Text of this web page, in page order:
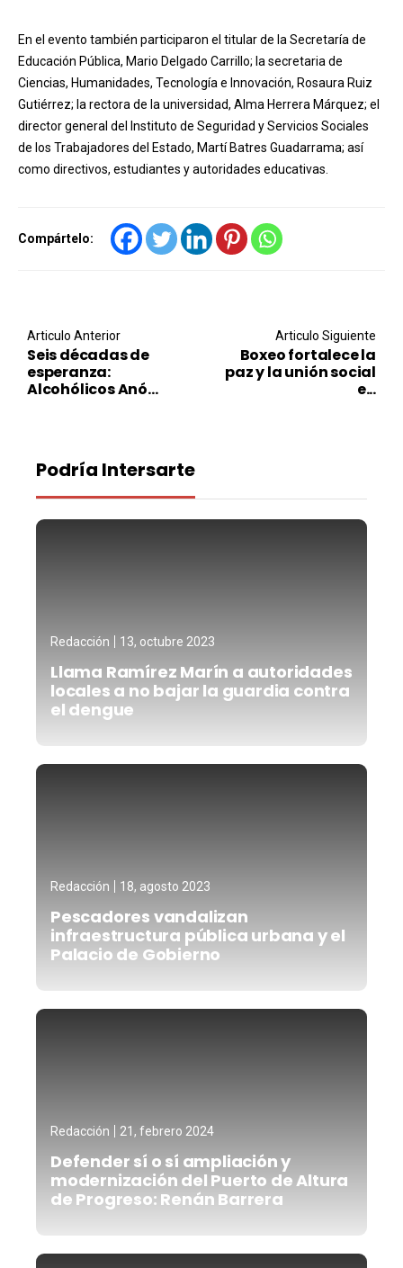
En el evento también participaron el titular de la Secretaría de
Educación Pública, Mario Delgado Carrillo; la secretaria de
Ciencias, Humanidades, Tecnología e Innovación, Rosaura Ruiz
Gutiérrez; la rectora de la universidad, Alma Herrera Márquez; el
director general del Instituto de Seguridad y Servicios Sociales
de los Trabajadores del Estado, Martí Batres Guadarrama; así
como directivos, estudiantes y autoridades educativas.
Compártelo:
Post navigation
Articulo Anterior
Seis décadas de
esperanza:
Alcohólicos Anó...
Articulo Siguiente
Boxeo fortalece la
paz y la unión social
e...
Podría Intersarte
Redacción 13, octubre 2023
Llama Ramírez Marín a autoridades
locales a no bajar la guardia contra
el dengue
Redacción 18, agosto 2023
Pescadores vandalizan
infraestructura pública urbana y el
Palacio de Gobierno
Redacción 21, febrero 2024
Defender sí o sí ampliación y
modernización del Puerto de Altura
de Progreso: Renán Barrera